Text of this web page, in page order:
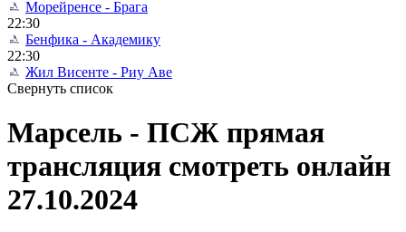
Морейренсе - Брага
22:30
Бенфика - Академику
22:30
Жил Висенте - Риу Аве
Свернуть список
Марсель - ПСЖ прямая
трансляция смотреть онлайн
27.10.2024